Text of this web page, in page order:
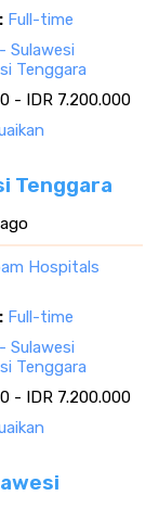
Full-time
Sulawesi
Tenggara
- IDR 7.200.000
Tenggara
Hospitals
Full-time
Sulawesi
Tenggara
- IDR 7.200.000